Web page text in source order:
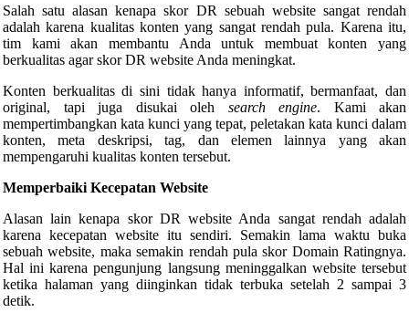
Salah satu alasan kenapa skor DR sebuah website sangat rendah
adalah karena kualitas konten yang sangat rendah pula. Karena itu,
tim kami akan membantu Anda untuk membuat konten yang
berkualitas agar skor DR website Anda meningkat.
Konten berkualitas di sini tidak hanya informatif, bermanfaat, dan
original, tapi juga disukai oleh search engine. Kami akan
mempertimbangkan kata kunci yang tepat, peletakan kata kunci dalam
konten, meta deskripsi, tag, dan elemen lainnya yang akan
mempengaruhi kualitas konten tersebut.
Memperbaiki Kecepatan Website
Alasan lain kenapa skor DR website Anda sangat rendah adalah
karena kecepatan website itu sendiri. Semakin lama waktu buka
sebuah website, maka semakin rendah pula skor Domain Ratingnya.
Hal ini karena pengunjung langsung meninggalkan website tersebut
ketika halaman yang diinginkan tidak terbuka setelah 2 sampai 3
detik.